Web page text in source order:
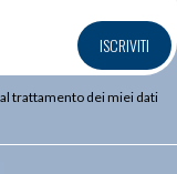
ISCRIVITI
trattamento dei miei dati